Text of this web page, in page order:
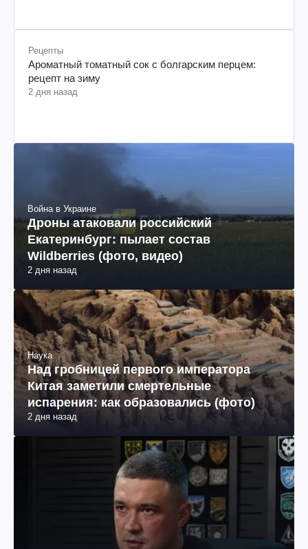
Рецепты
Ароматный томатный сок с болгарским перцем:
рецепт на зиму
2 дня назад
Война в Украине
Дроны атаковали российский
Екатеринбург: пылает состав
Wildberries (фото, видео)
2 дня назад
Наука
Над гробницей первого императора
Китая заметили смертельные
испарения: как образовались (фото)
2 дня назад